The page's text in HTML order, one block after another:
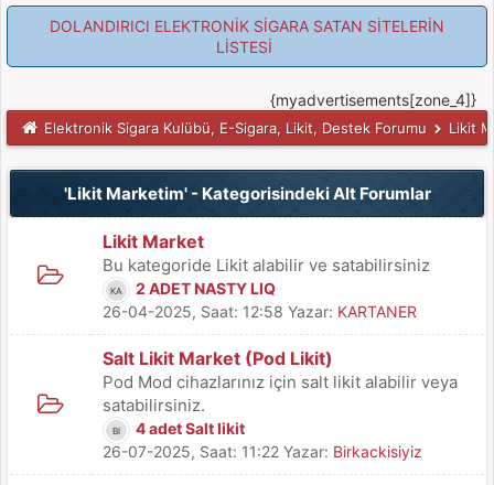
DOLANDIRICI ELEKTRONİK SİGARA SATAN SİTELERİN
LİSTESİ
{myadvertisements[zone_4]}
Elektronik Sigara Kulübü, E-Sigara, Likit, Destek Forumu Likit
'Likit Marketim' - Kategorisindeki Alt Forumlar
Likit Market
Bu kategoride Likit alabilir ve satabilirsiniz
2 ADET NASTY LIQ
26-04-2025, Saat: 12:58 Yazar: KARTANER
Salt Likit Market (Pod Likit)
Pod Mod cihazlarınız için salt likit alabilir veya
satabilirsiniz.
4 adet Salt likit
26-07-2025, Saat: 11:22 Yazar: Birkackisiyiz